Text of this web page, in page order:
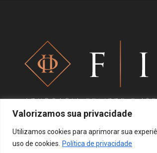
Valorizamos sua privacidade
Utilizamos cookies para aprimorar sua
uso de cookies. Política de privacidade